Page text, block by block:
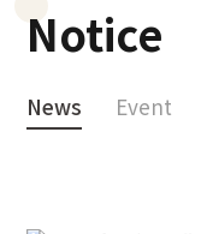
Notice
News Event